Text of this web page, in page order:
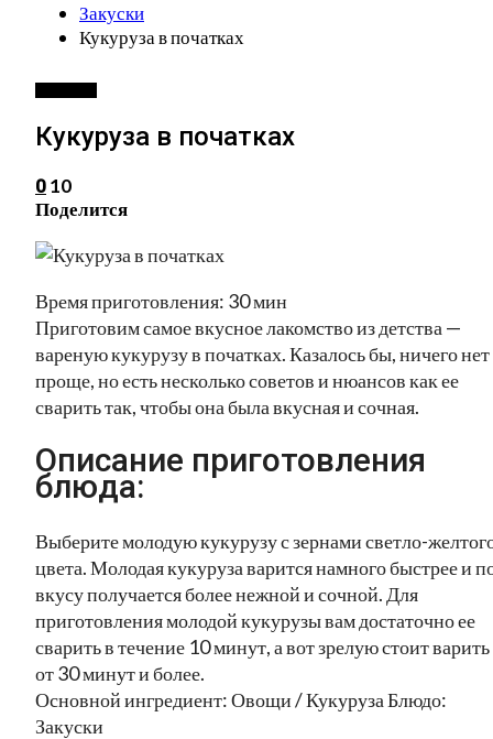
Закуски
Кукуруза в початках
Кукуруза в початках
0 10
Поделится
Время приготовления: 30 мин
Приготовим самое вкусное лакомство из детства —
вареную кукурузу в початках. Казалось бы, ничего нет
проще, но есть несколько советов и нюансов как ее
сварить так, чтобы она была вкусная и сочная.
Описание приготовления
блюда:
Выберите молодую кукурузу с зернами светло-
цвета. Молодая кукуруза варится намного быстрее и
вкусу получается более нежной и сочной. Для
приготовления молодой кукурузы вам достаточно ее
сварить в течение 10 минут, а вот зрелую стоит варить
от 30 минут и более.
Основной ингредиент: Овощи / Кукуруза Блюдо:
Закуски